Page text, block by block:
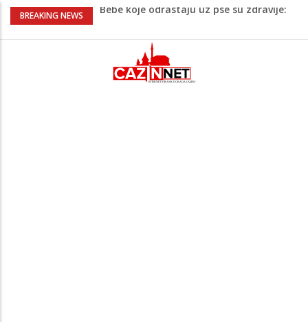
BREAKING NEWS
Bebe koje odrastaju uz pse su zdravije:
Krenuo u BiH sa 20 kilograma droge:
Uhapšen na granici
Juventus igra protiv Intera, Spaleti
razočarao navijače iz BiH